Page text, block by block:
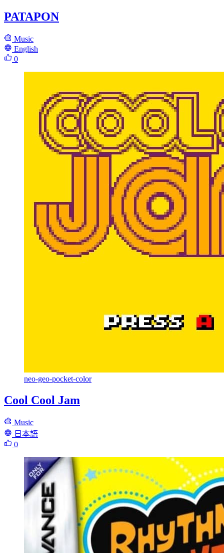
PATAPON
Music
English
0
neo-geo-pocket-color
Cool Cool Jam
Music
日本語
0